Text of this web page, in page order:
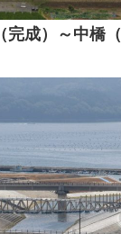
成）～中橋（